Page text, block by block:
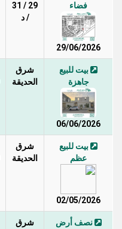
فضاء
29/06/2026
29 / 31
/ د
بيت للبيع
جاهزة
06/06/2026
شرق
الحديقة
بيت للبيع
عظم
02/05/2026
شرق
الحديقة
نصف أرض
شرق